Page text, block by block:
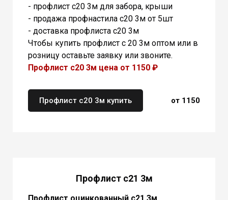
- профлист с20 3м для забора, крыши
- продажа профнастила с20 3м от 5шт
- доставка профлиста с20 3м
Чтобы купить профлист с 20 3м оптом или в
розницу оставьте заявку или звоните.
Профлист с20 3м цена от 1150 ₽
Профлист с20 3м купить от 1150
Профлист с21 3м